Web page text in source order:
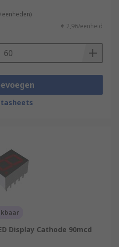
€ 2,96/eenheid
Display Cathode 90mcd